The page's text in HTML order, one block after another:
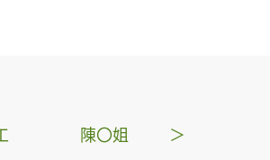
陳〇姐 ＞